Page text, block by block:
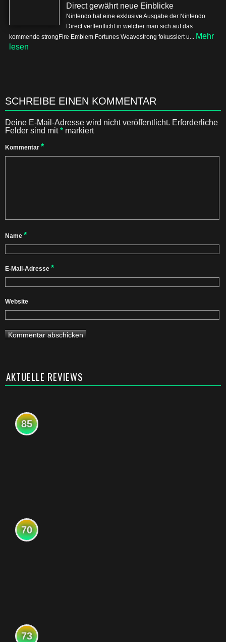
Direct gewährt neue Einblicke
Nintendo hat eine exklusive Ausgabe der Nintendo
Direct verffentlicht in welcher man sich auf das
kommende strongFire Emblem Fortunes Weavestrong fokussiert u... Mehr
lesen
SCHREIBE EINEN KOMMENTAR
Deine E-Mail-Adresse wird nicht veröffentlicht. Erforderliche
Felder sind mit* markiert
Kommentar *
Name *
E-Mail-Adresse *
Website
AKTUELLE REVIEWS
85
70
73